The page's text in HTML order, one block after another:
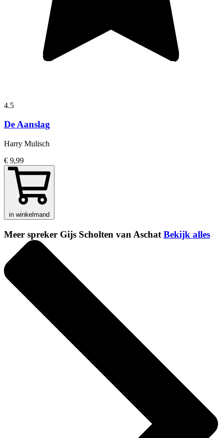
4.5
De Aanslag
Harry Mulisch
€ 9,99
in winkelmand
Meer spreker Gijs Scholten van Aschat Bekijk alles